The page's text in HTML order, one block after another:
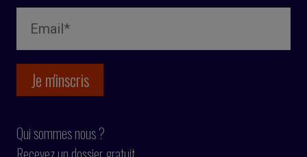
Qui sommes nous ?